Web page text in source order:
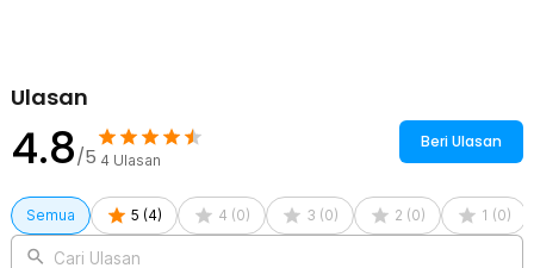
Ulasan
4.8/5 4 Ulasan
Beri Ulasan
Semua 5 (4) 4 (0) 3 (0) 2 (0) 1 (0)
Cari Ulasan